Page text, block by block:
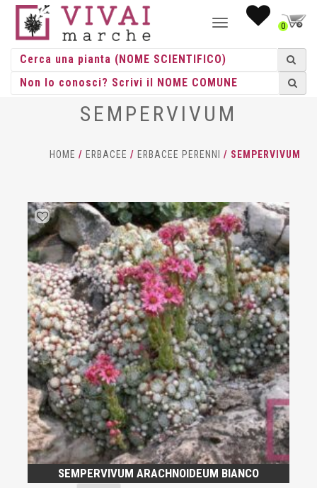
NAVIGAZIONE0
SEMPERVIVUM
HOME / ERBACEE / ERBACEE PERENNI / SEMPERVIVUM
SEMPERVIVUM ARACHNOIDEUM BIANCO